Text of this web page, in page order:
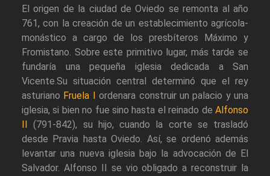
El origen de la ciudad de Oviedo se remonta al año
761, con la creación de un establecimiento agrícola-
monástico a cargo de los presbíteros Máximo y
Fromistano. Sobre este primitivo lugar, más tarde se
fundaría una pequeña iglesia dedicada a San
Vicente.Su situación central determinó que el rey
asturiano Fruela I
ordenara construir un palacio y una
iglesia, si bien no fue sino hasta el reinado de Alfonso
(791-842), su hijo, cuando la corte se trasladó
desde Pravia hasta Oviedo. Así, se ordenó además
levantar una nueva iglesia bajo la advocación de El
Salvador. Alfonso II se vio obligado a reconstruir la